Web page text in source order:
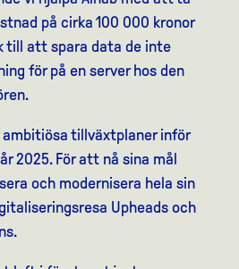
på cirka 100 000 kronor
till att spara data de inte
för på en server hos den
ambitiösa tillväxtplaner inför
2025. För att nå sina mål
och modernisera hela sin
Upheads och